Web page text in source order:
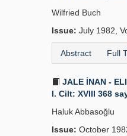
Wilfried Buch
Issue: July 1982,
Abstract Full
JALE İNAN -
I. Cilt: XVIII 368
Haluk Abbasoğlu
Issue: October